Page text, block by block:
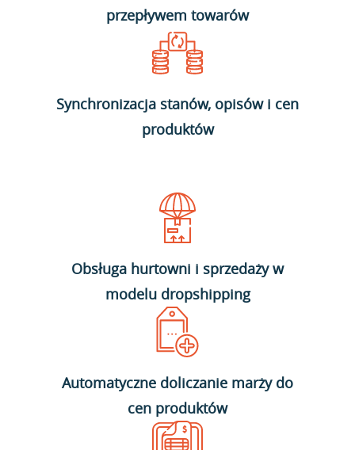
przepływem towarów
Synchronizacja stanów, opisów i cen
produktów
Obsługa hurtowni i sprzedaży w
modelu dropshipping
Automatyczne doliczanie marży do
cen produktów